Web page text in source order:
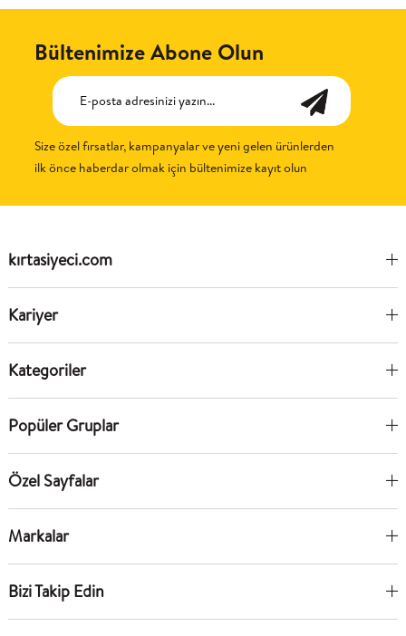
Bültenimize Abone Olun
Size özel fırsatlar, kampanyalar ve yeni gelen ürünlerden
ilk önce haberdar olmak için bültenimize kayıt olun
kırtasiyeci.com
Kariyer
Kategoriler
Popüler Gruplar
Özel Sayfalar
Markalar
Bizi Takip Edin